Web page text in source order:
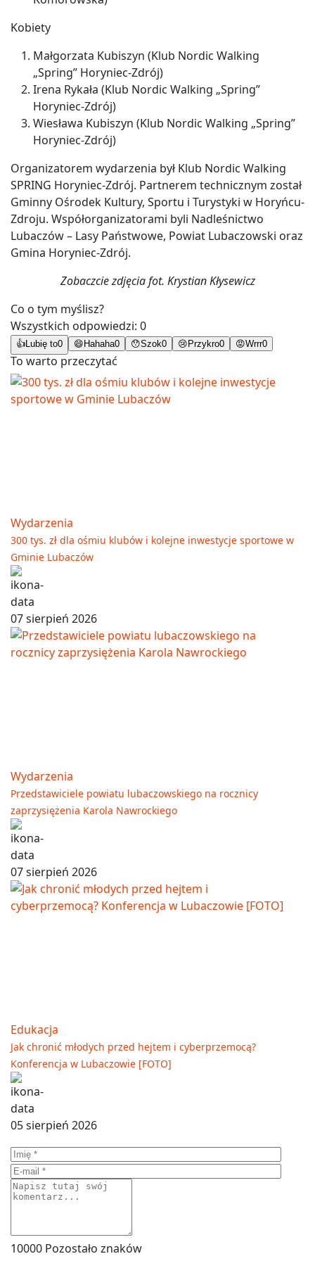
Kobiety
Małgorzata Kubiszyn (Klub Nordic Walking
„Spring” Horyniec-Zdrój)
Irena Rykała (Klub Nordic Walking „Spring”
Horyniec-Zdrój)
Wiesława Kubiszyn (Klub Nordic Walking „Spring”
Horyniec-Zdrój)
Organizatorem wydarzenia był Klub Nordic Walking
SPRING Horyniec-Zdrój. Partnerem technicznym został
Gminny Ośrodek Kultury, Sportu i Turystyki w Horyńcu-
Zdroju. Współorganizatorami byli Nadleśnictwo
Lubaczów – Lasy Państwowe, Powiat Lubaczowski oraz
Gmina Horyniec-Zdrój.
Zobaczcie zdjęcia fot. Krystian Kłysewicz
Co o tym myślisz?
Wszystkich odpowiedzi: 0
👍 Lubię to0 😄 Hahaha0 😯Szok0 😢 Przykro0 😡Wrrr0
To warto przeczytać
Wydarzenia
300 tys. zł dla ośmiu klubów i kolejne inwestycje sportowe w
Gminie Lubaczów
07 sierpień 2026
Wydarzenia
Przedstawiciele powiatu lubaczowskiego na rocznicy
zaprzysiężenia Karola Nawrockiego
07 sierpień 2026
Edukacja
Jak chronić młodych przed hejtem i cyberprzemocą?
Konferencja w Lubaczowie [FOTO]
05 sierpień 2026
10000 Pozostało znaków